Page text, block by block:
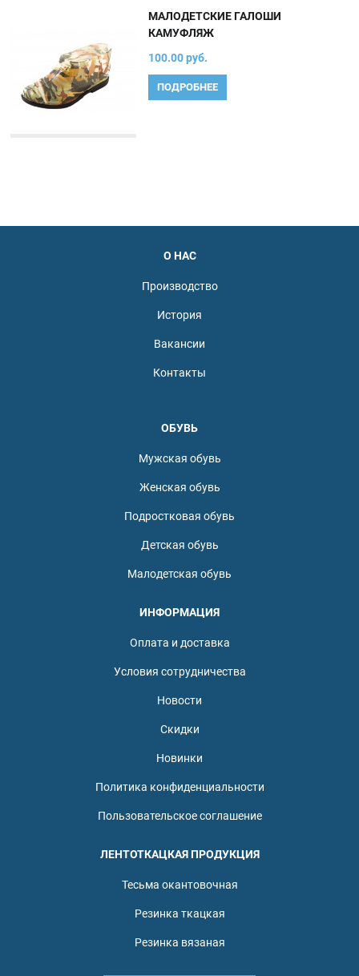
МАЛОДЕТСКИЕ ГАЛОШИ
КАМУФЛЯЖ
100.00 руб.
ПОДРОБНЕЕ
О НАС
Производство
История
Вакансии
Контакты
ОБУВЬ
Мужская обувь
Женская обувь
Подростковая обувь
Детская обувь
Малодетская обувь
ИНФОРМАЦИЯ
Оплата и доставка
Условия сотрудничества
Новости
Скидки
Новинки
Политика конфиденциальности
Пользовательское соглашение
ЛЕНТОТКАЦКАЯ ПРОДУКЦИЯ
Тесьма окантовочная
Резинка ткацкая
Резинка вязаная